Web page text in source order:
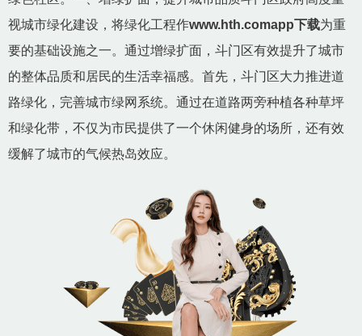
视城市绿化建设，将绿化工程作www.hth.comapp下载为重
要的基础设施之一。通过增绿扩面，斗门区有效提升了城市
的整体品质和居民的生活幸福感。首先，斗门区大力推进道
路绿化，完善城市绿网系统。通过在道路两旁种植各种草坪
和绿化带，不仅为市民提供了一个休闲健身的场所，还有效
缓解了城市的气候热岛效应。